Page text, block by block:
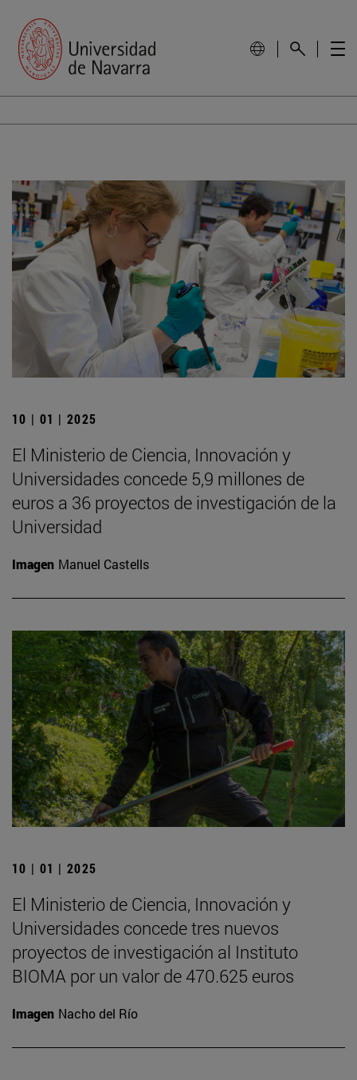
10 | 01 | 2025
El Ministerio de Ciencia, Innovación y
Universidades concede 5,9 millones de
euros a 36 proyectos de investigación de la
Universidad
Imagen Manuel Castells
10 | 01 | 2025
El Ministerio de Ciencia, Innovación y
Universidades concede tres nuevos
proyectos de investigación al Instituto
BIOMA por un valor de 470.625 euros
Imagen Nacho del Río